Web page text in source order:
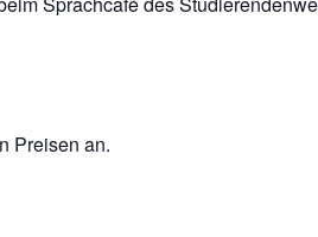
Preisen an.